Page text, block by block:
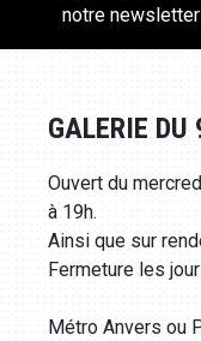
notre
GALERIE DU
Ouvert du
à 19h.
Ainsi que sur
Fermeture les
Métro Anvers ou